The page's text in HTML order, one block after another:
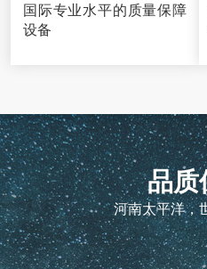
国际专业水平的质量保障
设备
品质
河南太平洋，